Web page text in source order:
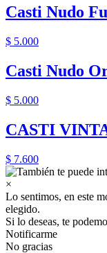
Casti Nudo
$ 5.000
Casti Nudo
$ 5.000
CASTI
$ 7.600
×
Lo sentimos, en este
elegido.
Si lo deseas, te
Notificarme
No gracias